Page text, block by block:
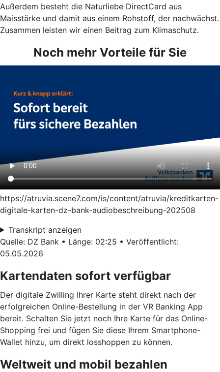
Außerdem besteht die Naturliebe DirectCard aus
Maisstärke und damit aus einem Rohstoff, der nachwächst.
Zusammen leisten wir einen Beitrag zum Klimaschutz.
Noch mehr Vorteile für Sie
https://atruvia.scene7.com/is/content/atruvia/kreditkarten-
digitale-karten-dz-bank-audiobeschreibung-202508
Transkript anzeigen
Quelle: DZ Bank • Länge: 02:25 • Veröffentlicht:
05.05.2026
Kartendaten sofort verfügbar
Der digitale Zwilling Ihrer Karte steht direkt nach der
erfolgreichen Online-Bestellung in der VR Banking App
bereit. Schalten Sie jetzt noch Ihre Karte für das Online-
Shopping frei und fügen Sie diese Ihrem Smartphone-
Wallet hinzu, um direkt losshoppen zu können.
Weltweit und mobil bezahlen